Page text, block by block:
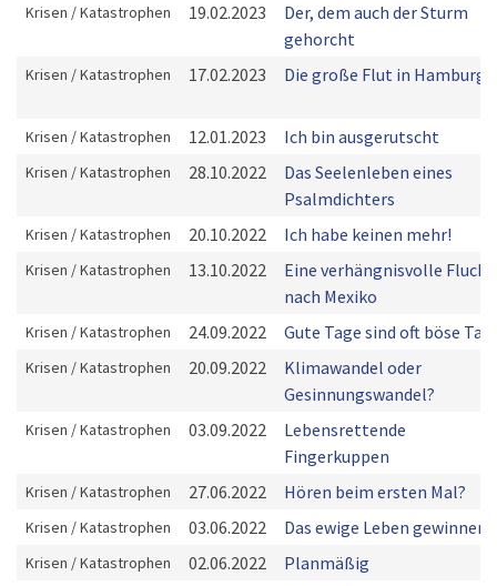
Krisen / Katastrophen 19.02.2023
Der, dem auch der Sturm
gehorcht
Krisen / Katastrophen 17.02.2023 Die große Flut in Hamburg
Krisen / Katastrophen 12.01.2023 Ich bin ausgerutscht
Krisen / Katastrophen 28.10.2022
Das Seelenleben eines
Psalmdichters
Krisen / Katastrophen 20.10.2022 Ich habe keinen mehr!
Krisen / Katastrophen 13.10.2022
Eine verhängnisvolle Flucht
nach Mexiko
Krisen / Katastrophen 24.09.2022 Gute Tage sind oft böse
Krisen / Katastrophen 20.09.2022
Klimawandel oder
Gesinnungswandel?
Krisen / Katastrophen 03.09.2022
Lebensrettende
Fingerkuppen
Krisen / Katastrophen 27.06.2022 Hören beim ersten Mal?
Krisen / Katastrophen 03.06.2022 Das ewige Leben gewinnen
Krisen / Katastrophen 02.06.2022 Planmäßig